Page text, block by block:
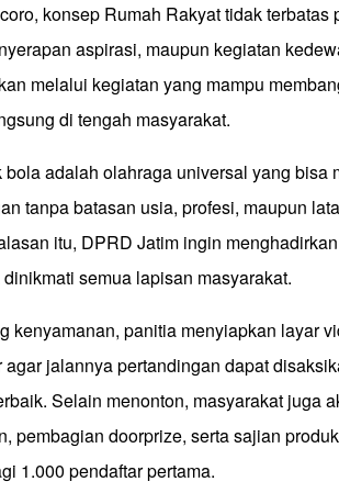
konsep Rumah Rakyat tidak terbatas
aspirasi, maupun kegiatan
melalui kegiatan yang mampu
di tengah masyarakat.
bola adalah olahraga universal yang bisa
tanpa batasan usia, profesi, maupun
itu, DPRD Jatim ingin
semua lapisan masyarakat.
kenyamanan, panitia menyiapkan layar
agar jalannya pertandingan dapat
Selain menonton, masyarakat juga
pembagian doorprize, serta sajian
1.000 pendaftar pertama.